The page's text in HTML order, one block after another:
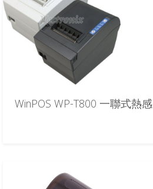
WinPOS WP-T800 一聯式熱感